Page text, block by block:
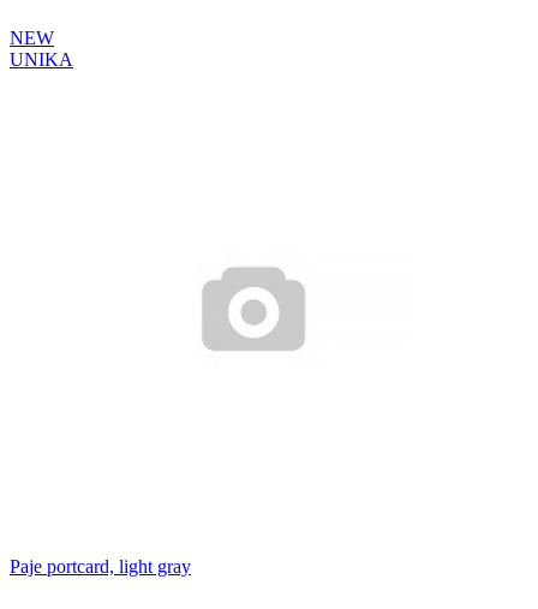
NEW
UNIKA
Paje portcard, light gray